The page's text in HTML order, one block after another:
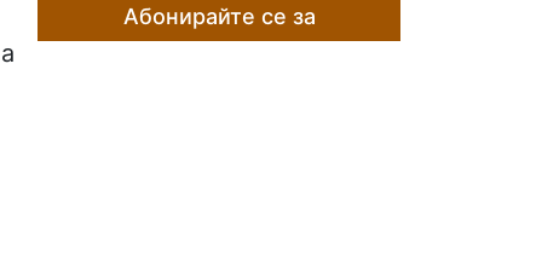
Абонирайте се за